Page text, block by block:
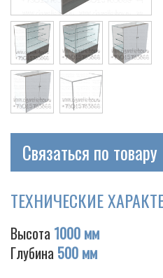
Связаться по товару
ТЕХНИЧЕСКИЕ
Высота 1000 мм
Глубина 500 мм